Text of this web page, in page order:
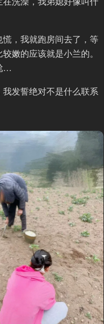
，我就跑房间去了，等
嫩的应该就是小兰的。
…
发誓绝对不是什么联系